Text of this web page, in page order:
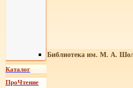
Библиотека им. М. А.
Каталог
ПроЧтение